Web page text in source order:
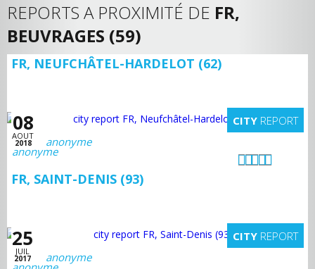
REPORTS A PROXIMITÉ DE FR,
BEUVRAGES (59)
FR, NEUFCHÂTEL-HARDELOT (62)
08
AOUT
2018
CITY REPORT
anonyme
FR, SAINT-DENIS (93)
25
JUIL
2017
CITY REPORT
anonyme